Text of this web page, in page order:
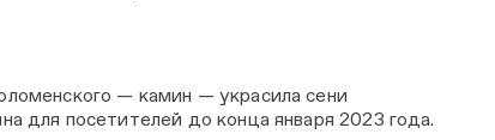
— камин — украсила сени
для посетителей до конца января 2023 года.